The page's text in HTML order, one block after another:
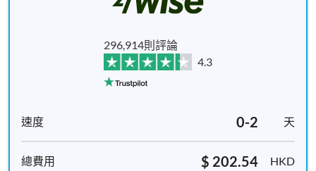
296,914則評論
4.3
0-2 天
$ 202.54
HKD